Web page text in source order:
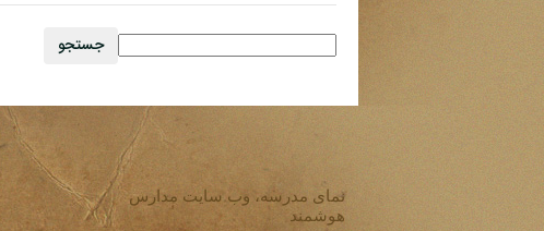
نمای مدرسه، وب سایت مدارس
هوشمند